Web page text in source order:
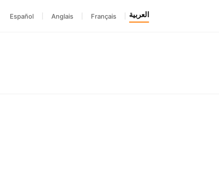
العربية Français
Anglais
Español